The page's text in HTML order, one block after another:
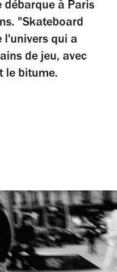
débarque à Paris
"Skateboard
l'univers qui a
de jeu, avec
le bitume.